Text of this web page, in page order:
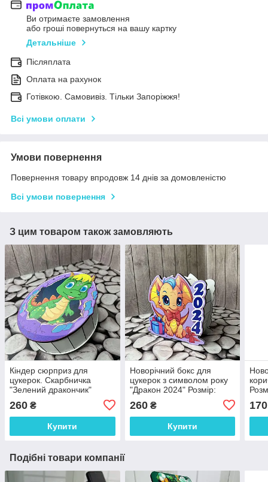
Ви отримаєте замовлення
або гроші повернуться на вашу картку
Детальніше
Післяплата
Оплата на рахунок
Готівкою. Самовивіз. Тільки Запоріжжя!
Всі умови оплати
Умови повернення
Повернення товару впродовж 14 днів за домовленістю
Всі умови повернення
З цим товаром також замовляють
Кіндер сюрприз для
цукерок. Скарбничка
"Зелений дракончик"
260 ₴
Купити
Новорічний бокс для
цукерок з символом року
"Дракон 2024" Розмір:
260₴
Купити
170
Подібні товари компанії